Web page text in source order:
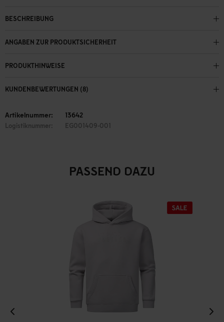
BESCHREIBUNG
ANGABEN ZUR PRODUKTSICHERHEIT
PRODUKTHINWEISE
KUNDENBEWERTUNGEN (8)
Artikelnummer: 13642
Logistiknummer: EG001409-001
PASSEND DAZU